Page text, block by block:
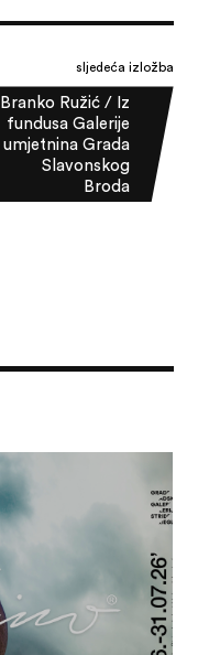
sljedeća izložba
Branko Ružić / Iz
fundusa Galerije
umjetnina Grada
Slavonskog
Broda